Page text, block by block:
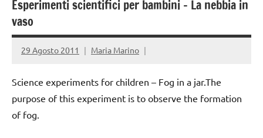
Esperimenti scientifici per bambini – La nebbia in
vaso
29 Agosto 2011 Maria Marino
Science experiments for children – Fog in a jar.The
purpose of this experiment is to observe the formation
of fog.